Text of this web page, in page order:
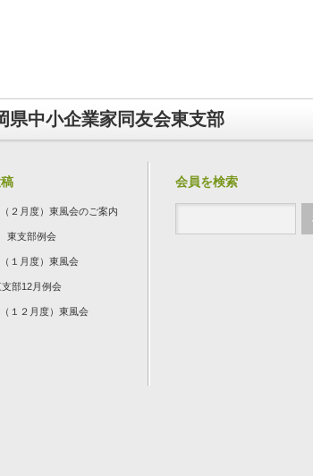
県中小企業家同友会東支部
２月度）東風会のご案内
東支部例会
１月度）東風会
部12月例会
１２月度）東風会
会員を検索